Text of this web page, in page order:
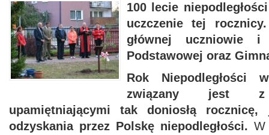
100 lecie
uczczenie tej
głównej uczniowie i
Podstawowej oraz
Rok Niepodległości
związany jest z
upamiętniającymi tak doniosłą
odzyskania przez Polskę niepodległości. W